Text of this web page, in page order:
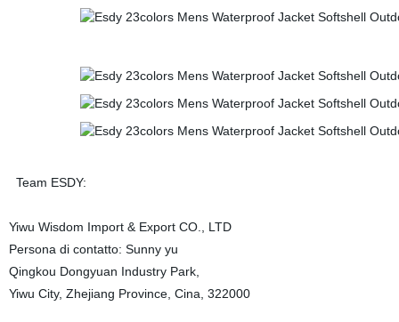
Team ESDY:
Yiwu Wisdom Import & Export CO., LTD
Persona di contatto: Sunny yu
Qingkou Dongyuan Industry Park,
Yiwu City, Zhejiang Province, Cina, 322000